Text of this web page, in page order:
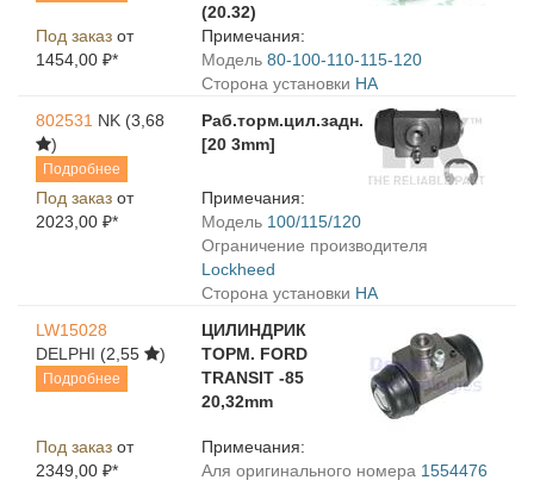
(20.32)
Под заказ от
1454,00 ₽*
Примечания:
Модель 80-100-110-115-120
Сторона установки HA
802531 NK (3,68
)
Подробнее
Раб.торм.цил.задн.
[20 3mm]
Под заказ от
2023,00 ₽*
Примечания:
Модель 100/115/120
Ограничение производителя
Lockheed
Сторона установки HA
LW15028
DELPHI (2,55 )
Подробнее
ЦИЛИНДРИК
ТОРМ. FORD
TRANSIT -85
20,32mm
Под заказ от
2349,00 ₽*
Примечания:
Aля оригинального номера 1554476